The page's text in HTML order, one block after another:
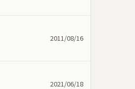
2011/08/16
2021/06/18